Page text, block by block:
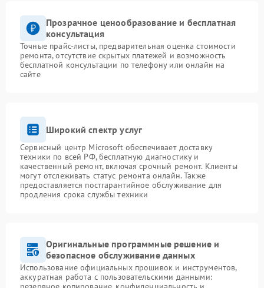
Прозрачное ценообразование и бесплатная
консультация
Точные прайс-листы, предварительная оценка стоимости
ремонта, отсутствие скрытых платежей и возможность
бесплатной консультации по телефону или онлайн на
сайте
Широкий спектр услуг
Сервисный центр Microsoft обеспечивает доставку
техники по всей РФ, бесплатную диагностику и
качественный ремонт, включая срочный ремонт. Клиенты
могут отслеживать статус ремонта онлайн. Также
предоставляется постгарантийное обслуживание для
продления срока службы техники
Оригинальные программные решение и
безопасное обслуживание данных
Использование официальных прошивок и инструментов,
аккуратная работа с пользовательскими данными: